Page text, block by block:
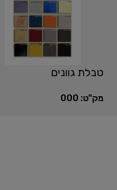
טבלת גוונים
מק"ט: 000